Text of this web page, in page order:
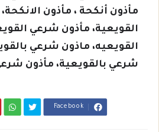
مأذون أنكحة ، مأذون
القويعية، مأذون شرعي
القويعيه، ماذون شرعي
شرعي بالقويعية، مأذون
Facebook